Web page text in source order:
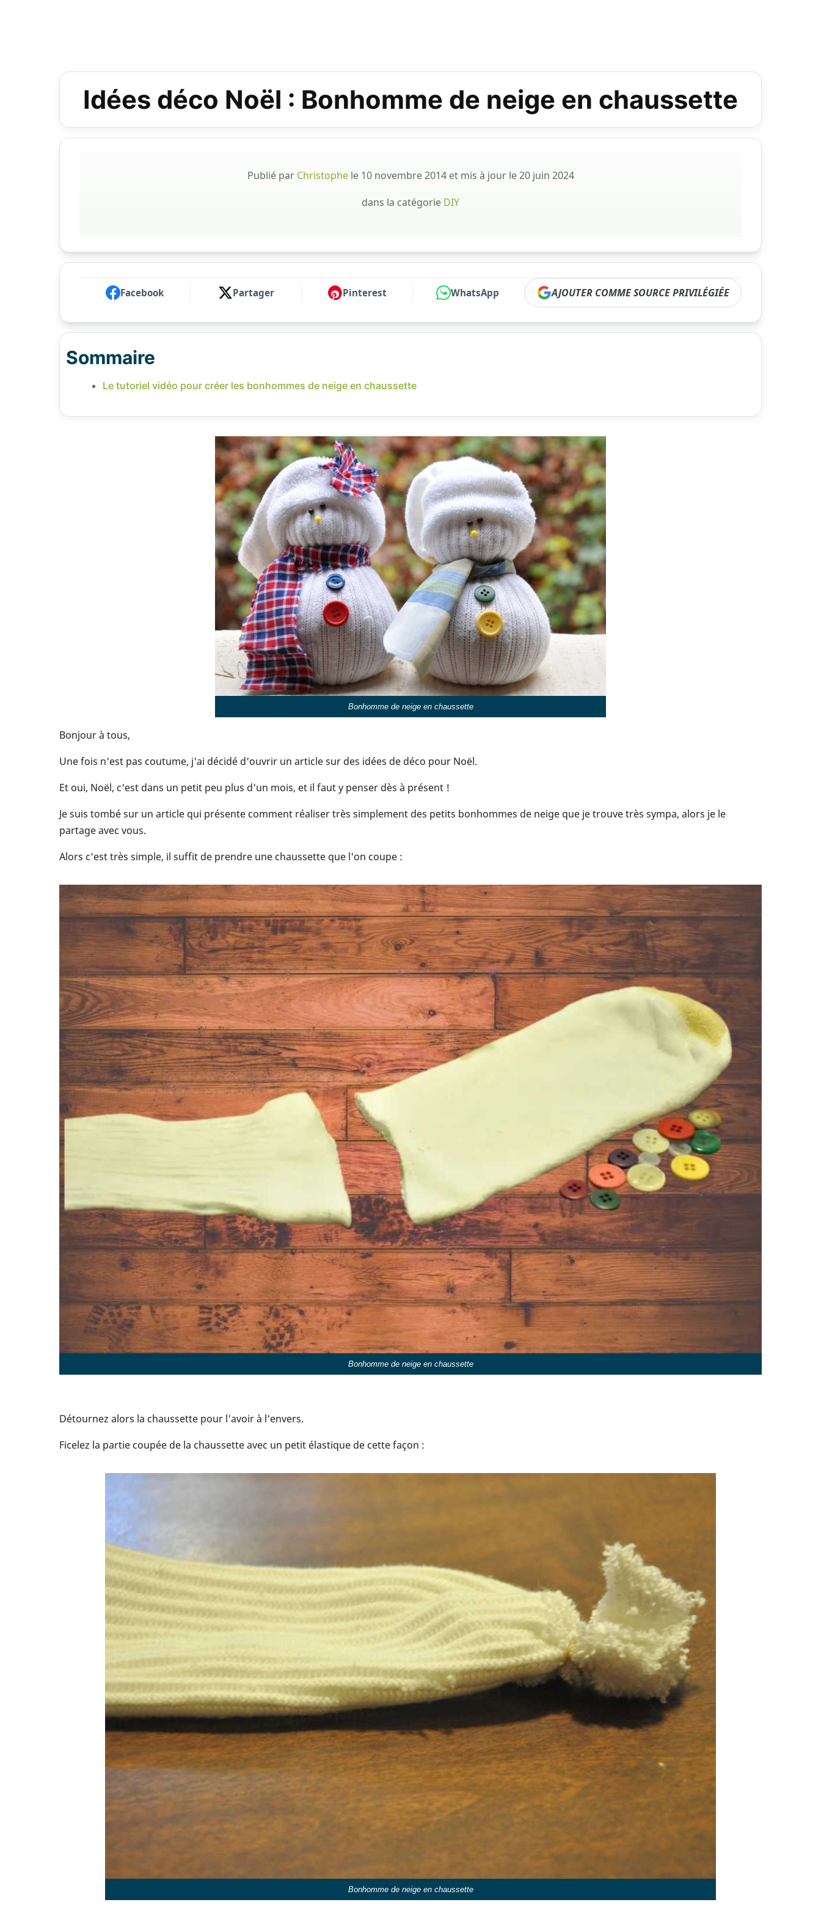
Idées déco Noël : Bonhomme de neige en chaussette
Publié par Christophele 10 novembre 2014et mis à jour le20 juin 2024
dans la catégorie DIY
Facebook Partager Pinterest WhatsApp AJOUTER COMME SOURCE PRIVILÉGIÉE
Sommaire
Le tutoriel vidéo pour créer les bonhommes de neige en chaussette
Bonhomme de neige en chaussette
Bonjour à tous,
Une fois n'est pas coutume, j'ai décidé d'ouvrir un article sur des idées de déco pour Noël.
Et oui, Noël, c'est dans un petit peu plus d'un mois, et il faut y penser dès à présent !
Je suis tombé sur un article qui présente comment réaliser très simplement des petits bonhommes de neige que je trouve très sympa, alors je le
partage avec vous.
Alors c'est très simple, il suffit de prendre une chaussette que l'on coupe :
Bonhomme de neige en chaussette
Détournez alors la chaussette pour l'avoir à l'envers.
Ficelez la partie coupée de la chaussette avec un petit élastique de cette façon :
Bonhomme de neige en chaussette